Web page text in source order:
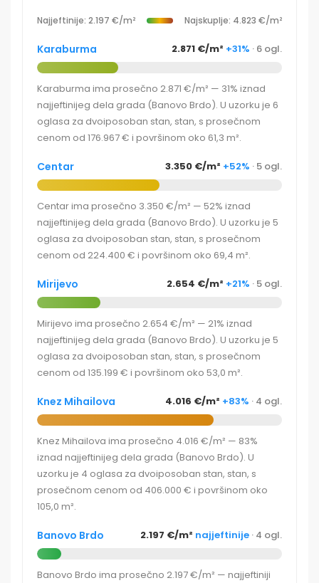
Najjeftinije: 2.197 €/m² Najskuplje: 4.823 €/m²
Karaburma 2.871 €/m² +31% · 6 ogl.
Karaburma ima prosečno 2.871 €/m² — 31% iznad
najjeftinijeg dela grada (Banovo Brdo). U uzorku je 6
oglasa za dvoiposoban stan, stan, s prosečnom
cenom od 176.967 € i površinom oko 61,3 m².
Centar 3.350 €/m² +52% · 5 ogl.
Centar ima prosečno 3.350 €/m² — 52% iznad
najjeftinijeg dela grada (Banovo Brdo). U uzorku je 5
oglasa za dvoiposoban stan, stan, s prosečnom
cenom od 224.400 € i površinom oko 69,4 m².
Mirijevo 2.654 €/m² +21% · 5 ogl.
Mirijevo ima prosečno 2.654 €/m² — 21% iznad
najjeftinijeg dela grada (Banovo Brdo). U uzorku je 5
oglasa za dvoiposoban stan, stan, s prosečnom
cenom od 135.199 € i površinom oko 53,0 m².
Knez Mihailova 4.016 €/m² +83% · 4 ogl.
Knez Mihailova ima prosečno 4.016 €/m² — 83%
iznad najjeftinijeg dela grada (Banovo Brdo). U
uzorku je 4 oglasa za dvoiposoban stan, stan, s
prosečnom cenom od 406.000 € i površinom oko
105,0 m².
Banovo Brdo 2.197 €/m² najjeftinije · 4 ogl.
Banovo Brdo ima prosečno 2.197 €/m² — najjeftiniji